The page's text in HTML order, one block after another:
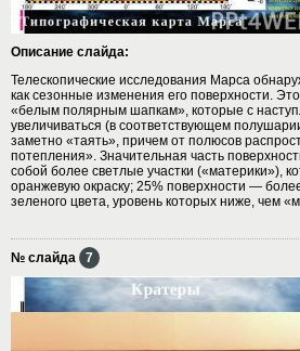
Описание слайда:
Телескопические исследования Марса
как сезонные изменения его поверхности.
«белым полярным шапкам», которые с
увеличиваться (в соответствующем
заметно «таять», причем от полюсов
потепления». Значительная часть
собой более светлые участки («материки»),
оранжевую окраску; 25% поверхности —
зеленого цвета, уровень которых ниже, чем
№ слайда 7